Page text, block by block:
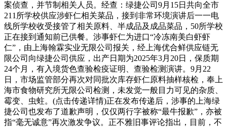
案侦查，并节制相关人员。经查：绿捷公司9月15日共向全市
211所学校供应涉虾仁相关菜品，接到非常环境演讲后一一电
线所学校收受接管了相关原料、半成品及成品菜品，50所学校
正在接到通知前已供餐。涉事虾仁为进口“冷冻南美白虾虾
仁”，由上海翰霖实业无限公司报关，经上海优合鲜供应链无
限公司向绿捷公司供应，出产日期为2025年3月20日，保质期
24个月，有入境货色查验检疫证明、查验检测演讲。9月22
日，市场监管部分再次对同批次库存虾仁原料抽样核检，奉上
海市食物研究所无限公司检测，未发觉一般目力可见的杂质、
霉变、虫蛀。(点击传递详情)正在发布传递后，涉事的上海绿
捷公司也发布了道歉声明，仅仅两行字被称“最牛报歉”，亦被
指“毫无诚意”再次激发争议。正不雅旧事评论指出，目前，不